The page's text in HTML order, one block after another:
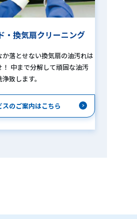
・換気扇クリーニング
か落とせない換気扇の油汚れは
！ 中まで分解して頑固な油汚
致します。
スのご案内はこちら